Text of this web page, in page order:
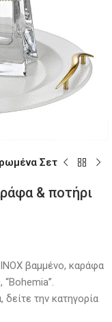
Σετ
& ποτήρι
βαμμένο, καράφα
την κατηγορία